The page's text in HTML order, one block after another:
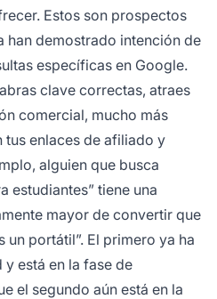
Estos son prospectos
demostrado intención de
específicas en Google.
clave correctas, atraes
comercial, mucho más
tus enlaces de afiliado y
alguien que busca
estudiantes” tiene una
mayor de convertir que
un portátil”. El primero ya ha
está en la fase de
el segundo aún está en la